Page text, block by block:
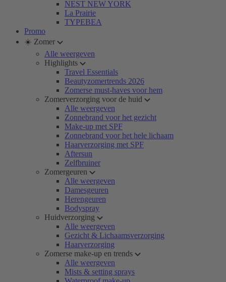
NEST NEW YORK
La Prairie
TYPEBEA
Promo
☀️ Zomer
Alle weergeven
Highlights
Travel Essentials
Beautyzomertrends 2026
Zomerse must-haves voor hem
Zomerverzorging voor de huid
Alle weergeven
Zonnebrand voor het gezicht
Make-up met SPF
Zonnebrand voor het hele lichaam
Haarverzorging met SPF
Aftersun
Zelfbruiner
Zomergeuren
Alle weergeven
Damesgeuren
Herengeuren
Bodyspray
Huidverzorging
Alle weergeven
Gezicht & Lichaamsverzorging
Haarverzorging
Zomerse make-up en trends
Alle weergeven
Mists & setting sprays